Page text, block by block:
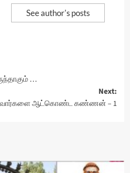
See author's posts
…
Next:
ஆட்கொண்ட கண்ணன் – 1